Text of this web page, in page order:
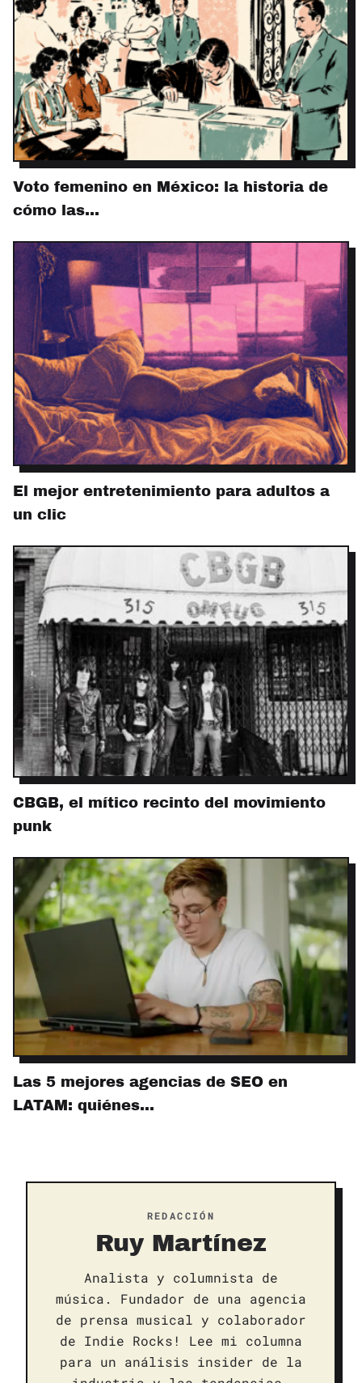
Voto femenino en México: la historia de
cómo las…
El mejor entretenimiento para adultos a
un clic
CBGB, el mítico recinto del movimiento
punk
Las 5 mejores agencias de SEO en
LATAM: quiénes…
REDACCIÓN
Ruy Martínez
Analista y columnista de
música. Fundador de una agencia
de prensa musical y colaborador
de Indie Rocks! Lee mi columna
para un análisis insider de la